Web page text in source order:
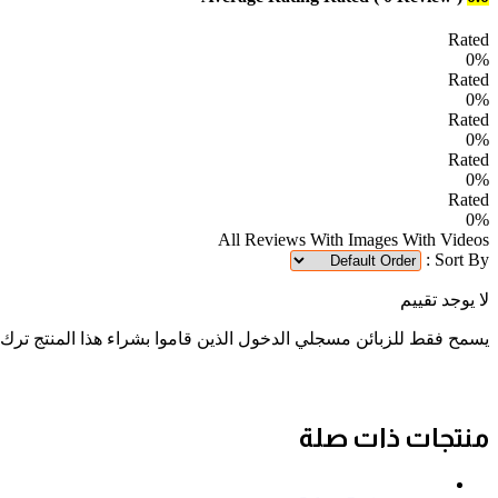
Rated
0%
Rated
0%
Rated
0%
Rated
0%
Rated
0%
All Reviews With Images With Videos
Sort By :
لا يوجد تقييم
يسمح فقط للزبائن مسجلي الدخول الذين قاموا بشراء هذا المنتج
منتجات ذات صلة